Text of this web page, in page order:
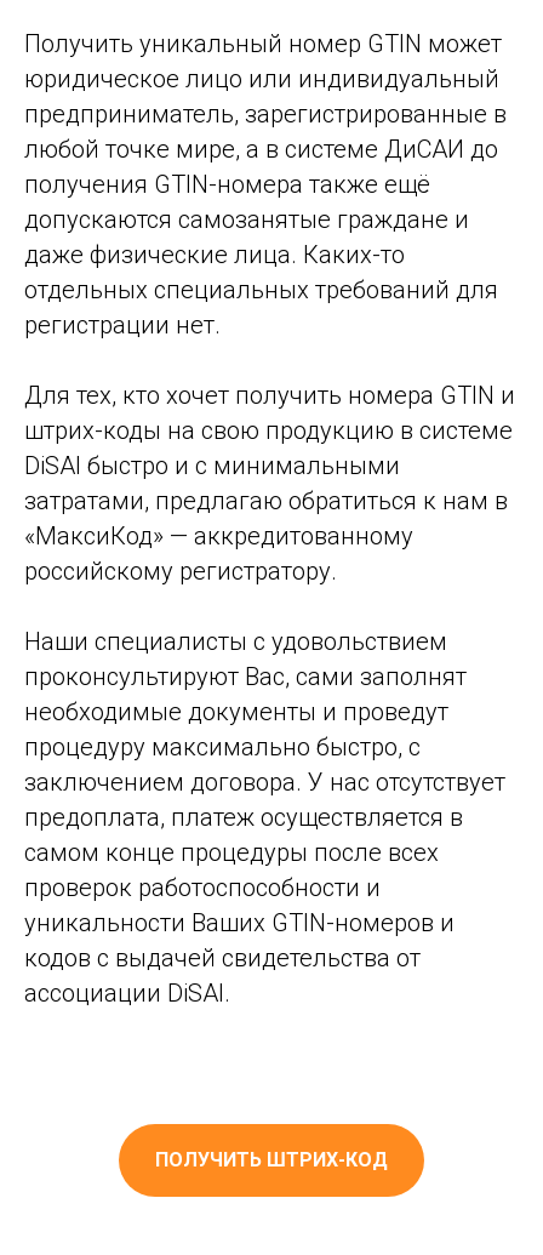
Получить уникальный номер GTIN может
юридическое лицо или индивидуальный
предприниматель, зарегистрированные в
любой точке мире, а в системе ДиСАИ до
получения GTIN-номера также ещё
допускаются самозанятые граждане и
даже физические лица. Каких-то
отдельных специальных требований для
регистрации нет.
Для тех, кто хочет получить номера GTIN и
штрих-коды на свою продукцию в системе
DiSAI быстро и с минимальными
затратами, предлагаю обратиться к нам в
«МаксиКод» — аккредитованному
российскому регистратору.
Наши специалисты с удовольствием
проконсультируют Вас, сами заполнят
необходимые документы и проведут
процедуру максимально быстро, с
заключением договора. У нас отсутствует
предоплата, платеж осуществляется в
самом конце процедуры после всех
проверок работоспособности и
уникальности Ваших GTIN-номеров и
кодов с выдачей свидетельства от
ассоциации DiSAI.
ПОЛУЧИТЬ ШТРИХ-КОД